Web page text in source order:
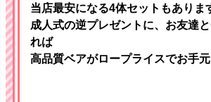
当店最安になる4体セットもありま
成人式の逆プレゼントに、お友達
れば
高品質ベアがロープライスでお手